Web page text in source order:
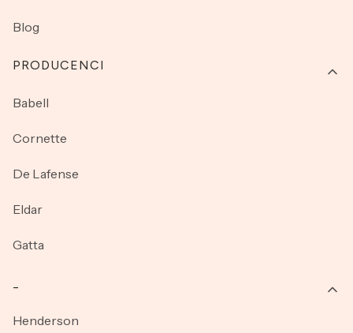
Blog
PRODUCENCI
Babell
Cornette
De Lafense
Eldar
Gatta
Henderson